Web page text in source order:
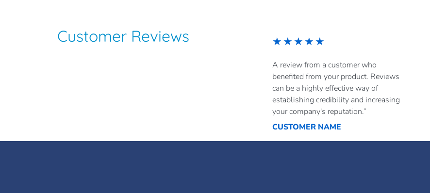
Customer Reviews ★ ★ ★ ★ ★
A review from a customer who
benefited from your product. Reviews
can be a highly effective way of
establishing credibility and increasing
your company's reputation.”
CUSTOMER NAME